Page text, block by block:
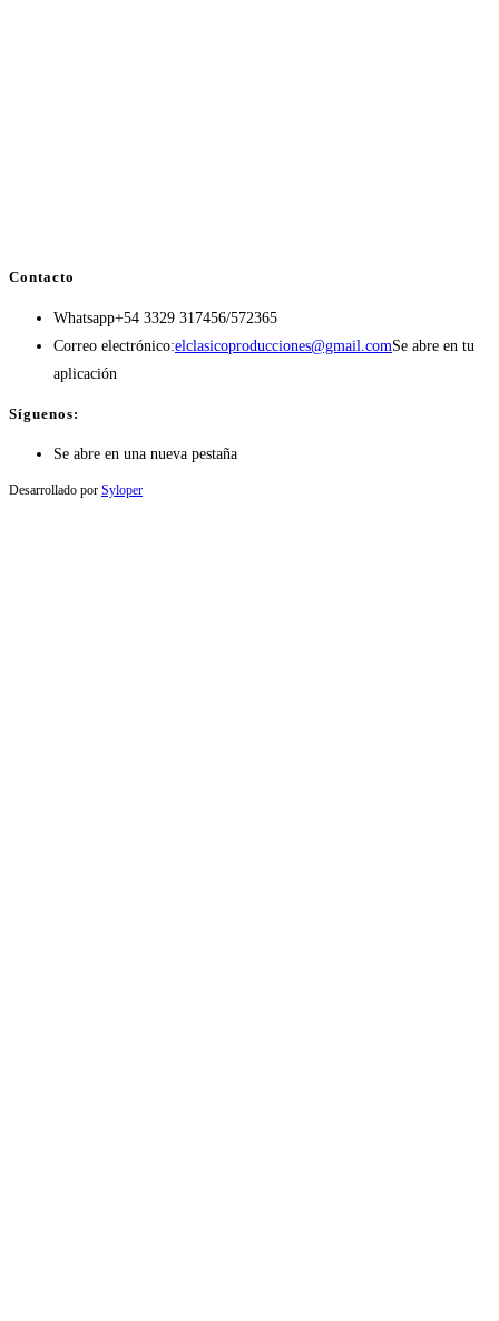
Contacto
Whatsapp+54 3329 317456/572365
Correo electrónico:elclasicoproducciones@gmail.comSe abre en tu
aplicación
Síguenos:
Se abre en una nueva pestaña
Desarrollado por Syloper